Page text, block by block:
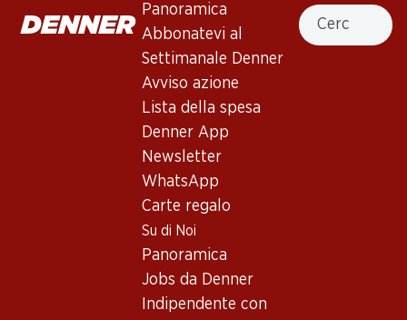
Panoramica
Abbonatevi al
Settimanale Denner
Avviso azione
Lista della spesa
Denner App
Newsletter
WhatsApp
Carte regalo
Su di Noi
Panoramica
Jobs da Denner
Indipendente con
Cercare
Rosso brillante. Aromi fruttati eleganti di bacche di bosco,
fragole e amarene. Corpo pieno con tannini morbidi e lungo